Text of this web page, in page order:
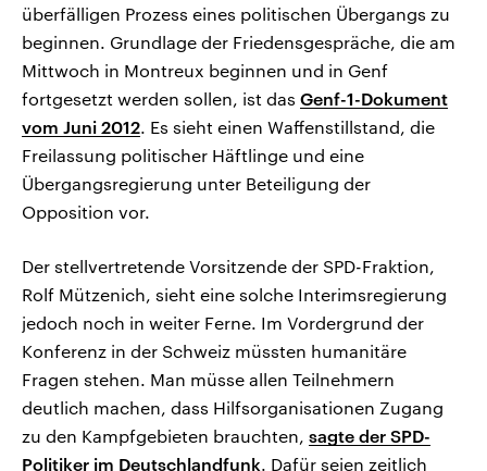
überfälligen Prozess eines politischen Übergangs zu
beginnen. Grundlage der Friedensgespräche, die am
Mittwoch in Montreux beginnen und in Genf
fortgesetzt werden sollen, ist das Genf-1-Dokument
vom Juni 2012. Es sieht einen Waffenstillstand, die
Freilassung politischer Häftlinge und eine
Übergangsregierung unter Beteiligung der
Opposition vor.
Der stellvertretende Vorsitzende der SPD-Fraktion,
Rolf Mützenich, sieht eine solche Interimsregierung
jedoch noch in weiter Ferne. Im Vordergrund der
Konferenz in der Schweiz müssten humanitäre
Fragen stehen. Man müsse allen Teilnehmern
deutlich machen, dass Hilfsorganisationen Zugang
zu den Kampfgebieten brauchten, sagte der SPD-
Politiker im Deutschlandfunk. Dafür seien zeitlich